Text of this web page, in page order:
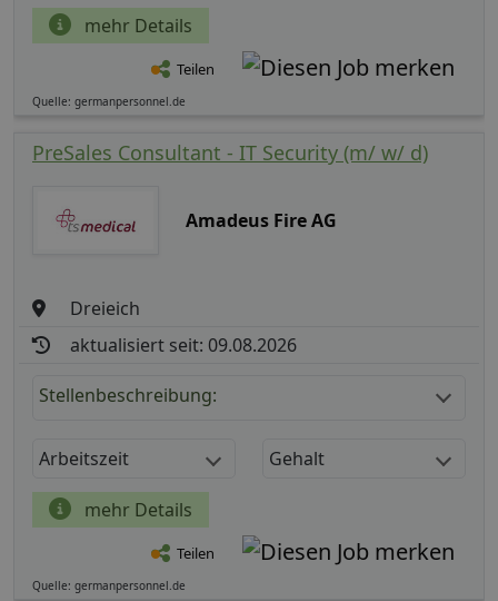
mehr Details
Teilen
Quelle: germanpersonnel.de
PreSales Consultant - IT Security (m/ w/ d)
Amadeus Fire AG
Dreieich
aktualisiert seit: 09.08.2026
Stellenbeschreibung:
Arbeitszeit Gehalt
mehr Details
Teilen
Quelle: germanpersonnel.de